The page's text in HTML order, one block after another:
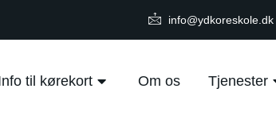
info@ydkoreskole.dk
til kørekort Om os Tjenester